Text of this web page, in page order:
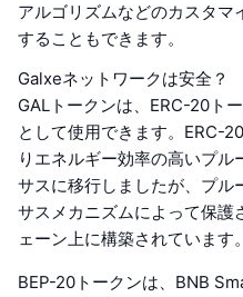
アルゴリズムなどのカスタ
することもできます。
Galxeネットワークは安全？
GALトークンは、ERC-20ト
として使用できます。ERC-
りエネルギー効率の高いプ
サスに移行しましたが、プル
サスメカニズムによって保
ェーン上に構築されています。
BEP-20トークンは、BNB